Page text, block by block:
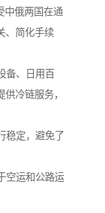
中俄两国在通
、简化手续
备、日用百
冷链服务，
稳定，避免了
空运和公路运